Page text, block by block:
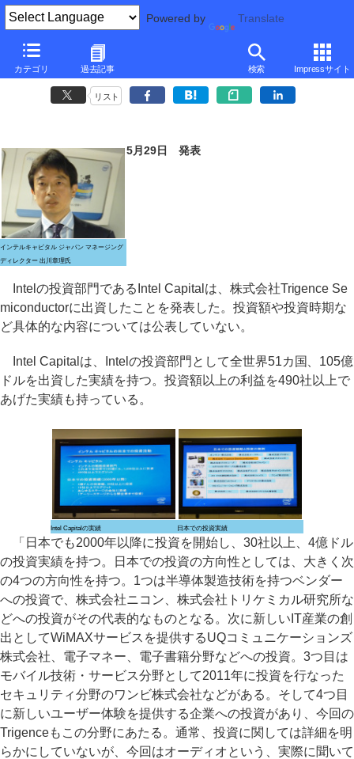
Powered by Translate
カテゴリ 過去記事 検索 Impressサイト
Intel Capital、デジタルドライブスピーカーを開発するTrigenceへ投
リスト
インテルキャピタル ジャパン マネージング
ディレクター 出川章理氏
5月29日 発表
Intelの投資部門であるIntel Capitalは、株式会社Trigence Se
miconductorに出資したことを発表した。投資額や投資時期な
ど具体的な内容については公表していない。
Intel Capitalは、Intelの投資部門として全世界51カ国、105億
ドルを出資した実績を持つ。投資額以上の利益を490社以上で
あげた実績も持っている。
Intel Capitalの実績 日本での投資実績
「日本でも2000年以降に投資を開始し、30社以上、4億ドル
の投資実績を持つ。日本での投資の方向性としては、大きく次
の4つの方向性を持つ。1つは半導体製造技術を持つベンダー
への投資で、株式会社ニコン、株式会社トリケミカル研究所な
どへの投資がその代表的なものとなる。次に新しいIT産業の創
出としてWiMAXサービスを提供するUQコミュニケーションズ
株式会社、電子マネー、電子書籍分野などへの投資。3つ目は
モバイル技術・サービス分野として2011年に投資を行なった
セキュリティ分野のワンビ株式会社などがある。そして4つ目
に新しいユーザー体験を提供する企業への投資があり、今回の
Trigenceもこの分野にあたる。通常、投資に関しては詳細を明
らかにしていないが、今回はオーディオという、実際に聞いて